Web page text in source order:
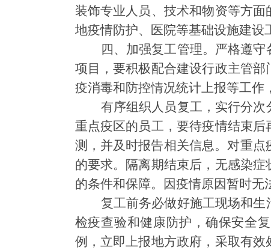
装饰专业人员、技术和物资等方
地疫情防护、医院等基础设施建设
四、加强复工管理。严格遵
项目，要积极配合建设行政主管
疫消毒和防控情况统计上报等工作
有序组织人员复工，实行分
重点疫区的员工，要待疫情结束
测，并及时报告相关信息。对重
的要求。隔离期结束后，无感染
的条件和保障。因疫情原因暂时无
复工前务必做好施工现场和
检疫查验和健康防护，确保安全
例，立即上报地方政府，采取有